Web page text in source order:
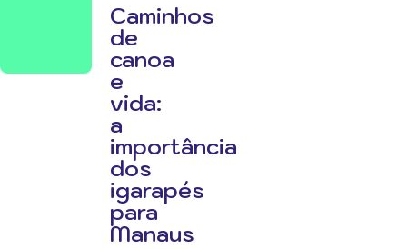
Caminhos
de
canoa
e
vida:
a
importância
dos
igarapés
para
Manaus